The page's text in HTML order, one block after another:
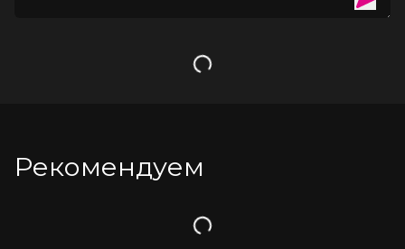
Естественная вибрация двумя шариками
Унисекс формат - для мужчин и женщин
запаха, без аллергенов и вредных для здоровья веществ.
Возможность использовать игрушку в ванной и душе
Загрузка
Рекомендуем
Загрузка